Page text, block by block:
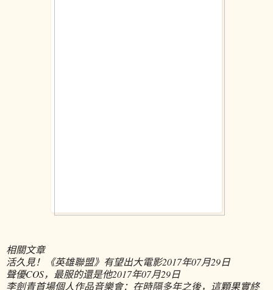
相關文章
活久見！《英雄聯盟》有望出大電影2017年07月29日
聲優COS，最服的還是他2017年07月29日
李劍青首場個人作品音樂會：在時隔多年之後，這顆果實終